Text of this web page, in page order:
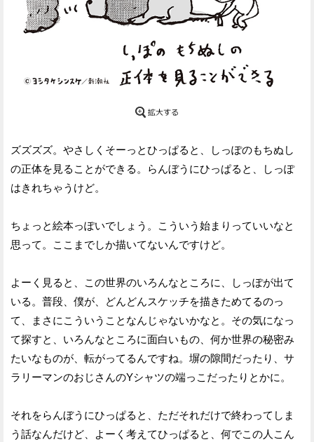
ズズズズ。やさしくそーっとひっぱると、しっぽのもちぬし
の正体を見ることができる。らんぼうにひっぱると、しっぽ
はきれちゃうけど。
ちょっと絵本っぽいでしょう。こういう始まりっていいなと
思って。ここまでしか描いてないんですけど。
よーく見ると、この世界のいろんなところに、しっぽが出て
いる。普段、僕が、どんどんスケッチを描きためてるのっ
て、まさにこういうことなんじゃないかなと。その気になっ
て探すと、いろんなところに面白いもの、何か世界の秘密み
たいなものが、転がってるんですね。塀の隙間だったり、サ
ラリーマンのおじさんのYシャツの端っこだったりとかに。
それをらんぼうにひっぱると、ただそれだけで終わってしま
う話なんだけど、よーく考えてひっぱると、何でこの人こん